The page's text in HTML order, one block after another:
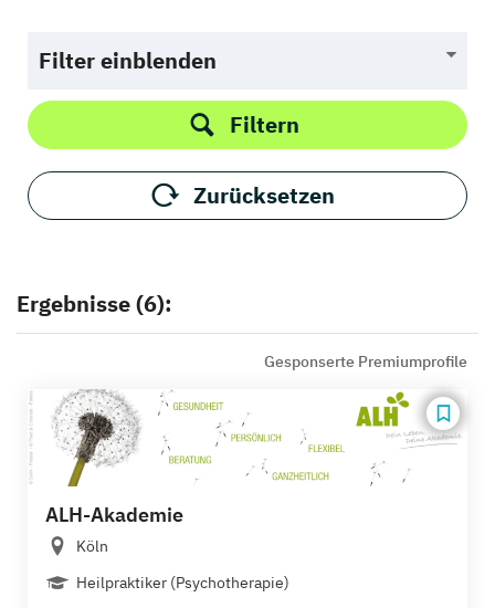
Filter einblenden
Filtern
Zurücksetzen
Ergebnisse (6):
Gesponserte Premiumprofile
ALH-Akademie
Köln
Heilpraktiker (Psychotherapie)